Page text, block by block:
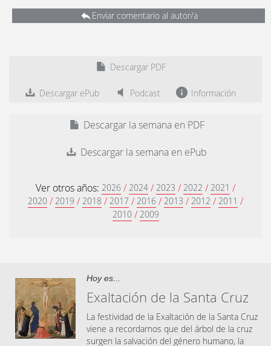
Enviar comentario al autor/a
Descargar PDF
Descargar ePub Podcast Información
Descargar la semana en PDF
Descargar la semana en ePub
Ver otros años: 2026 / 2024 / 2023 / 2022 / 2021 /
2020 / 2019 / 2018 / 2017 / 2016 / 2013 / 2012 / 2011 /
2010 / 2009
Hoy es...
Exaltación de la Santa Cruz
La festividad de la Exaltación de la Santa Cruz
viene a recordarnos que del árbol de la cruz
surgen la salvación del género humano, la